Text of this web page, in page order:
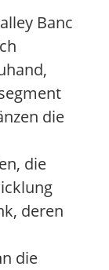
Banc
die
die
deren
die